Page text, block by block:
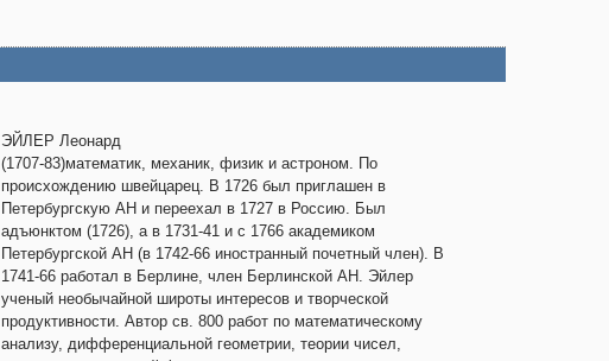
ЭЙЛЕР Леонард
(1707-83)математик, механик, физик и астроном. По
происхождению швейцарец. В 1726 был приглашен в
Петербургскую АН и переехал в 1727 в Россию. Был
адъюнктом (1726), а в 1731-41 и с 1766 академиком
Петербургской АН (в 1742-66 иностранный почетный член). В
1741-66 работал в Берлине, член Берлинской АН. Эйлер
ученый необычайной широты интересов и творческой
продуктивности. Автор св. 800 работ по математическому
анализу, дифференциальной геометрии, теории чисел,